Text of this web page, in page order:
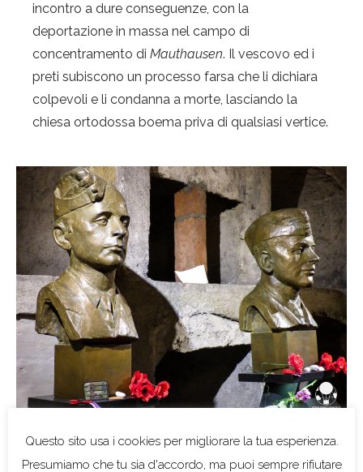
incontro a dure conseguenze, con la
deportazione in massa nel campo di
concentramento di Mauthausen. Il vescovo ed i
preti subiscono un processo farsa che li dichiara
colpevoli e li condanna a morte, lasciando la
chiesa ortodossa boema priva di qualsiasi vertice.